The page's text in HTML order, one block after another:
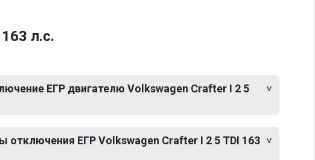
л.с.
ЕГР двигателю Volkswagen Crafter I 2 5
отключения ЕГР Volkswagen Crafter I 2 5 TDI 163